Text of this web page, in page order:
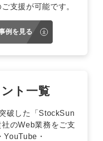
支援が可能です。
例を見る
ト一覧
破した「StockSun
のWeb業務をご支
・